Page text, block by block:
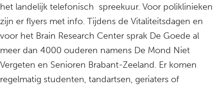
het landelijk telefonisch spreekuur. Voor poliklinieken
zijn er flyers met info. Tijdens de Vitaliteitsdagen en
voor het Brain Research Center sprak De Goede al
meer dan 4000 ouderen namens De Mond Niet
Vergeten en Senioren Brabant-Zeeland. Er komen
regelmatig studenten, tandartsen, geriaters of